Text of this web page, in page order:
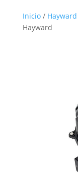
Inicio/ Hayward
Hayward